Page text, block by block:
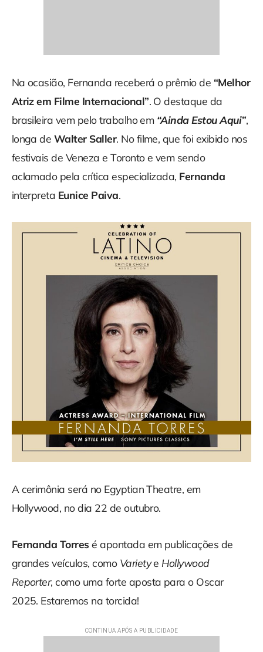
Na ocasião, Fernanda receberá o prêmio de “Melhor
Atriz em Filme Internacional”. O destaque da
brasileira vem pelo trabalho em “Ainda Estou Aqui”,
longa de Walter Saller. No filme, que foi exibido nos
festivais de Veneza e Toronto e vem sendo
aclamado pela crítica especializada, Fernanda
interpreta Eunice Paiva.
A cerimônia será no Egyptian Theatre, em
Hollywood, no dia 22 de outubro.
Fernanda Torres é apontada em publicações de
grandes veículos, como Varietye Hollywood
Reporter, como uma forte aposta para o Oscar
2025. Estaremos na torcida!